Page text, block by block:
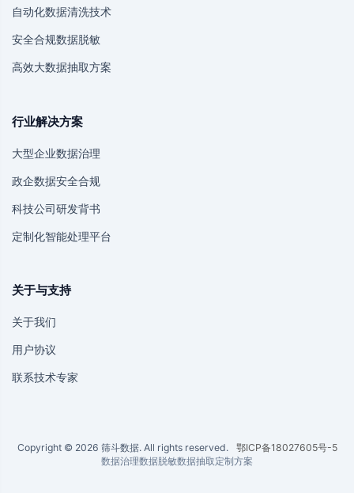
自动化数据清洗技术
安全合规数据脱敏
高效大数据抽取方案
行业解决方案
大型企业数据治理
政企数据安全合规
科技公司研发背书
定制化智能处理平台
关于与支持
关于我们
用户协议
联系技术专家
Copyright © 2026 筛斗数据. All rights reserved.
鄂ICP备18027605号-5
数据治理数据脱敏数据抽取定制方案